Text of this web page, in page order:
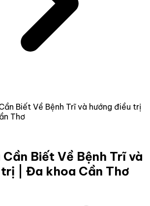
Biết Về Bệnh Trĩ và hướng điều trị
Thơ
Biết Về Bệnh Trĩ và
trị | Đa khoa Cần Thơ